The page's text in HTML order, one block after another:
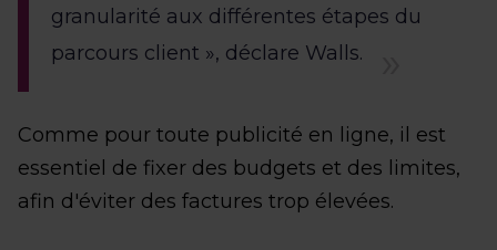
granularité aux différentes étapes du
parcours client », déclare Walls.
Comme pour toute publicité en ligne, il est
essentiel de fixer des budgets et des limites,
afin d'éviter des factures trop élevées.